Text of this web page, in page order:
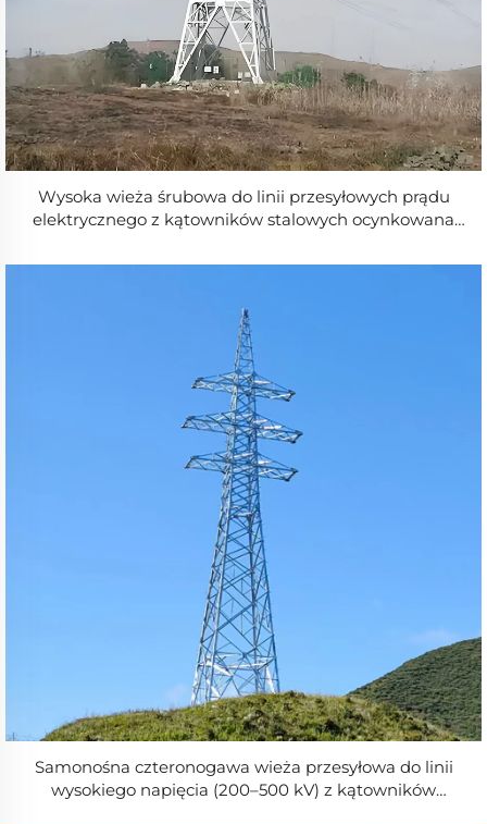
Wysoka wieża śrubowa do linii przesyłowych prądu
elektrycznego z kątowników stalowych ocynkowana
wytrzymałości Q355B/Q235B, wysokość 30–160 m,
Samonośna czteronogawa wieża przesyłowa do linii
wysokiego napięcia (200–500 kV) z kątowników